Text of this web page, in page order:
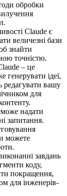
обробки
Claude є
величезні бази
знайти
точністю.
– це
генерувати ідеї,
редагувати вашу
для
надати
запитання.
можете
завдань
коду,
покращення,
для інженерів-